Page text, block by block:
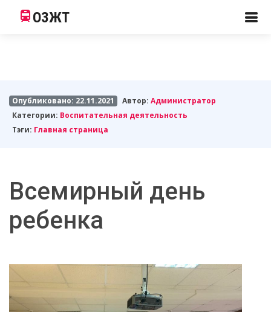
ОЗЖТ
Опубликовано: 22.11.2021 Автор:Администратор
Категории: Воспитательная деятельность
Тэги: Главная страница
Всемирный день
ребенка